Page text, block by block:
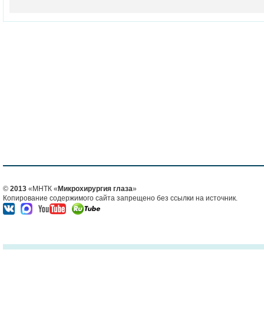
© 2013 «МНТК « Микрохирургия глаза»
Копирование содержимого сайта запрещено без ссылки на источник.